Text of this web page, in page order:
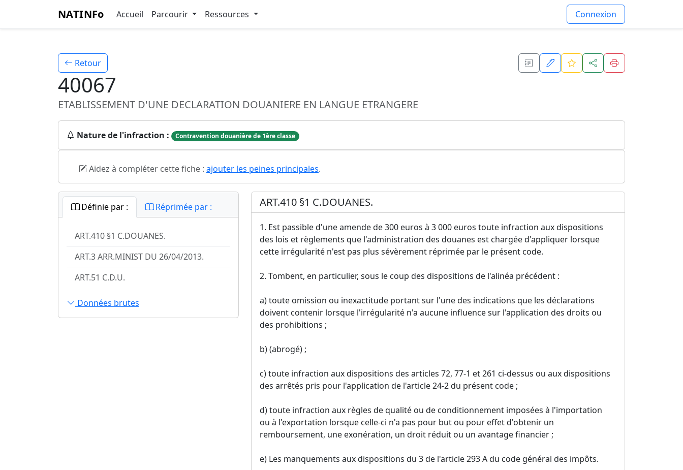
NATINFo Accueil Parcourir Ressources Connexion
Retour
40067
ETABLISSEMENT D'UNE DECLARATION DOUANIERE EN LANGUE ETRANGERE
Nature de l'infraction : Contravention douanière de 1ère classe
Aidez à compléter cette fiche : ajouter les peines principales.
Définie par : Réprimée par :
ART.410 §1 C.DOUANES.
ART.3 ARR.MINIST DU 26/04/2013.
ART.51 C.D.U.
Données brutes
ART.410 §1 C.DOUANES.
1. Est passible d'une amende de 300 euros à 3 000 euros toute infraction aux dispositions
des lois et règlements que l'administration des douanes est chargée d'appliquer lorsque
cette irrégularité n'est pas plus sévèrement réprimée par le présent code.
2. Tombent, en particulier, sous le coup des dispositions de l'alinéa précédent :
a) toute omission ou inexactitude portant sur l'une des indications que les déclarations
doivent contenir lorsque l'irrégularité n'a aucune influence sur l'application des droits ou
des prohibitions ;
b) (abrogé) ;
c) toute infraction aux dispositions des articles 72, 77-1 et 261 ci-dessus ou aux dispositions
des arrêtés pris pour l'application de l'article 24-2 du présent code ;
d) toute infraction aux règles de qualité ou de conditionnement imposées à l'importation
ou à l'exportation lorsque celle-ci n'a pas pour but ou pour effet d'obtenir un
remboursement, une exonération, un droit réduit ou un avantage financier ;
e) Les manquements aux dispositions du 3 de l'article 293 A du code général des impôts.